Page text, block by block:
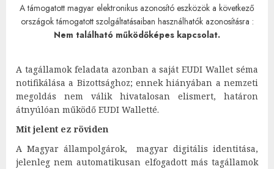
A támogatott magyar elektronikus azonosító eszközök a következő
országok támogatott szolgáltatásaiban használhatók azonosításra :
Nem található működőképes kapcsolat.
A tagállamok feladata azonban a saját EUDI Wallet séma
notifikálása a Bizottsághoz; ennek hiányában a nemzeti
megoldás nem válik hivatalosan elismert, határon
átnyúlóan működő EUDI Walletté.
Mit jelent ez röviden
A Magyar állampolgárok, magyar digitális identitása,
jelenleg nem automatikusan elfogadott más tagállamok